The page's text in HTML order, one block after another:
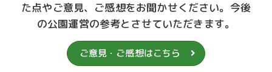
た点やご意見、ご感想をお聞かせください。今後
の公園運営の参考とさせていただきます。
ご意見・ご感想はこちら